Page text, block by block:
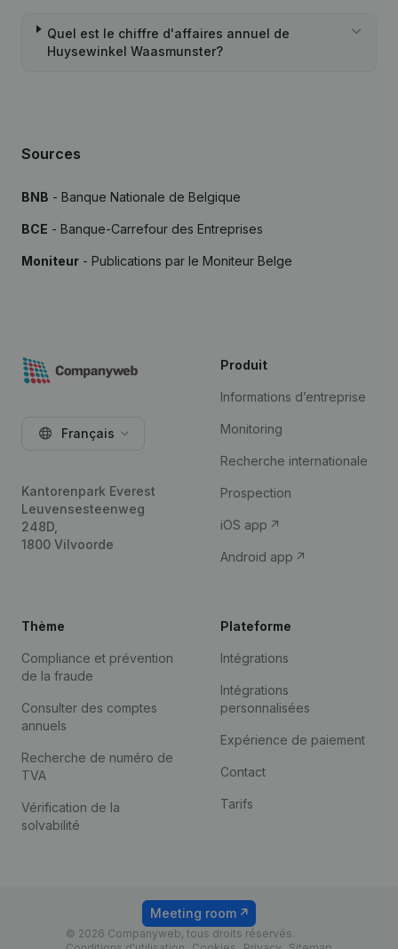
Quel est le chiffre d'affaires annuel de
Huysewinkel Waasmunster?
Sources
BNB - Banque Nationale de Belgique
BCE - Banque-Carrefour des Entreprises
Moniteur - Publications par le Moniteur Belge
Français
Kantorenpark Everest
Leuvensesteenweg
248D,
1800 Vilvoorde
Produit
Informations d’entreprise
Monitoring
Recherche internationale
Prospection
iOS app
Android app
Thème
Compliance et prévention
de la fraude
Consulter des comptes
annuels
Recherche de numéro de
TVA
Vérification de la
solvabilité
Plateforme
Intégrations
Intégrations
personnalisées
Expérience de paiement
Contact
Tarifs
© 2026 Companyweb, tous droits réservés.
Meeting room